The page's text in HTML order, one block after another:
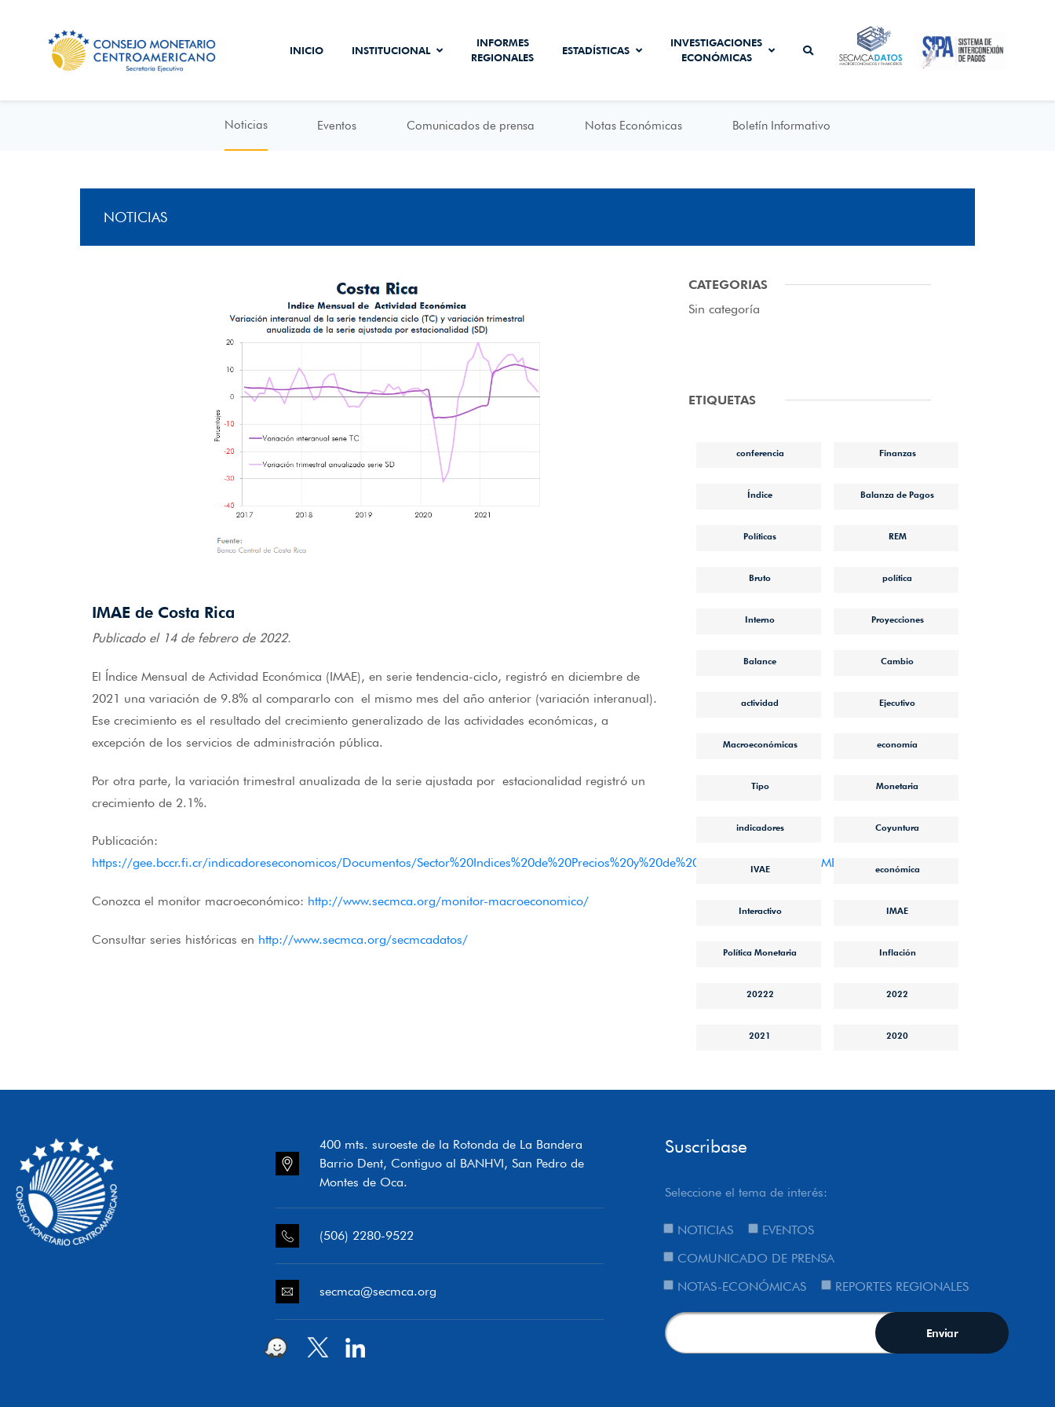
INICIO INSTITUCIONAL
INFORMES
REGIONALES
ESTADÍSTICAS
INVESTIGACIONES
ECONÓMICAS
SECMCA
DATOS
SISTEMA DE
INTERCONEXIÓN
DE PAGOS
Noticias Eventos Comunicados de prensa Notas Económicas Boletín Informativo
NOTICIAS
IMAE de Costa Rica
Publicado el 14 de febrero de 2022.
El Índice Mensual de Actividad Económica (IMAE), en serie tendencia-ciclo, registró en diciembre de
2021 una variación de 9.8% al compararlo con el mismo mes del año anterior (variación interanual).
Ese crecimiento es el resultado del crecimiento generalizado de las actividades económicas, a
excepción de los servicios de administración pública.
Por otra parte, la variación trimestral anualizada de la serie ajustada por estacionalidad registró un
crecimiento de 2.1%.
Publicación:
https://gee.bccr.fi.cr/indicadoreseconomicos/Documentos/Sector%20Indices%20de%20Precios%20y%20de%20Cantidad/IMAE_DICIEMBRE_2021.pdf
Conozca el monitor macroeconómico: http://www.secmca.org/monitor-macroeconomico/
Consultar series históricas en http://www.secmca.org/secmcadatos/
CATEGORIAS
Sin categoría
ETIQUETAS
conferencia Finanzas
Índice Balanza de Pagos
Políticas REM
Bruto política
Interno Proyecciones
Balance Cambio
actividad Ejecutivo
Macroeconómicas economía
Tipo Monetaria
indicadores Coyuntura
IVAE económica
Interactivo IMAE
Política Monetaria Inflación
20222 2022
2021 2020
400 mts. suroeste de la Rotonda de La Bandera
Barrio Dent, Contiguo al BANHVI, San Pedro de
Montes de Oca.
(506) 2280-9522
secmca@secmca.org
Suscribase
Seleccione el tema de interés:
NOTICIAS
EVENTOS
COMUNICADO DE PRENSA
NOTAS-ECONÓMICAS
REPORTES REGIONALES